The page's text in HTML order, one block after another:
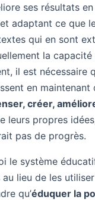
ses résultats
adaptant ce que
qui en sont
la
il est nécessaire
en maintenant
créer,
leurs propres
pas de progrès.
le système
au lieu de les utiliser
qu’éduquer la